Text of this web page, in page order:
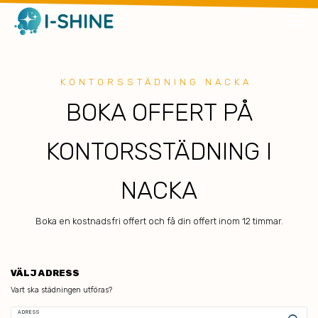
KONTORSSTÄDNING NACKA
BOKA OFFERT PÅ
KONTORSSTÄDNING I
NACKA
Boka en kostnadsfri offert och få din offert inom 12 timmar.
VÄLJ ADRESS
Vart ska städningen utföras?
ADRESS